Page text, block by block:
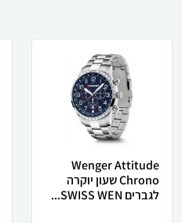
Wenger Attitude
Chrono שעון יוקרה
לגברים SWISS WEN...